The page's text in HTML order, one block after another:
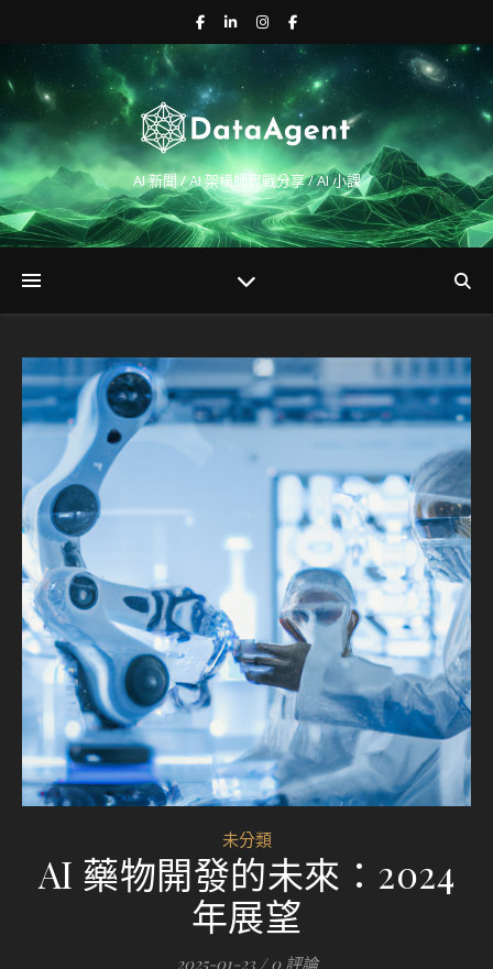
AI 新聞 / AI 架構師實戰分享 / AI 小課
未分類
AI 藥物開發的未來：2024
年展望
2025-01-23 / 0 評論